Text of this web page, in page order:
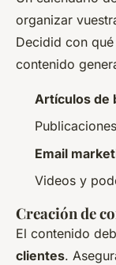
organizar
Decidid con
contenido
Artículos de
Email
Videos y
Creación de
El contenido
clientes.